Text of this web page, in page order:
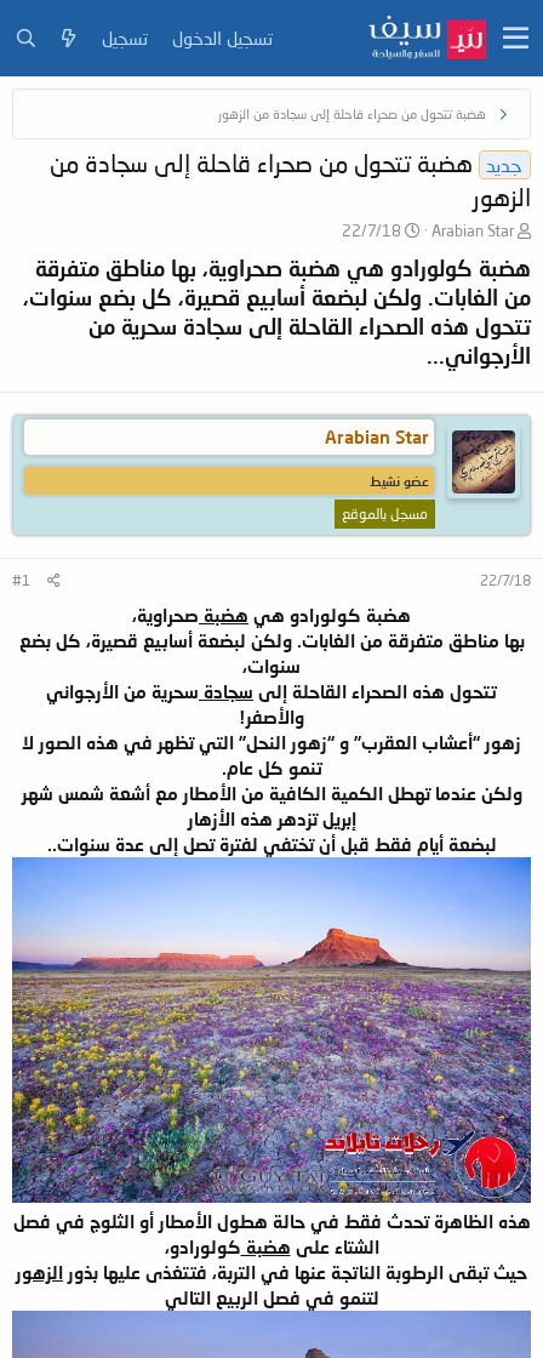
تسجيل الدخول تسجيل
هضبة تتحول من صحراء قاحلة إلى سجادة من الزهور
جديد
هضبة تتحول من صحراء قاحلة إلى سجادة من
الزهور
ب
د
ئ
ل
م
ع
Arabian Star
ت
ر
ي
ا
ء
22/7/18
هضبة كولورادو هي هضبة صحراوية، بها مناطق متفرقة
من الغابات. ولكن لبضعة أسابيع قصيرة، كل بضع سنوات،
تتحول هذه الصحراء القاحلة إلى سجادة سحرية من
الأرجواني...
Arabian Star
عضو نشيط
مسجل بالموقع
22/7/18
#1
هضبة كولورادو هي هضبة صحراوية،
بها مناطق متفرقة من الغابات. ولكن لبضعة أسابيع قصيرة، كل بضع
سنوات،
تتحول هذه الصحراء القاحلة إلى سجادة سحرية من الأرجواني
والأصفر!
زهور “أعشاب العقرب” و “زهور النحل” التي تظهر في هذه الصور لا
تنمو كل عام.
ولكن عندما تهطل الكمية الكافية من الأمطار مع أشعة شمس شهر
إبريل تزدهر هذه الأزهار
لبضعة أيام فقط قبل أن تختفي لفترة تصل إلى عدة سنوات..
هذه الظاهرة تحدث فقط في حالة هطول الأمطار أو الثلوج في فصل
الشتاء على هضبة كولورادو،
حيث تبقى الرطوبة الناتجة عنها في التربة، فتتغذى عليها بذور الزهور
لتنمو في فصل الربيع التالي